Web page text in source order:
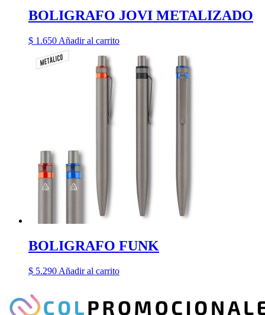
BOLIGRAFO JOVI METALIZADO
$ 1.650 Añadir al carrito
BOLIGRAFO FUNK
$ 5.290 Añadir al carrito